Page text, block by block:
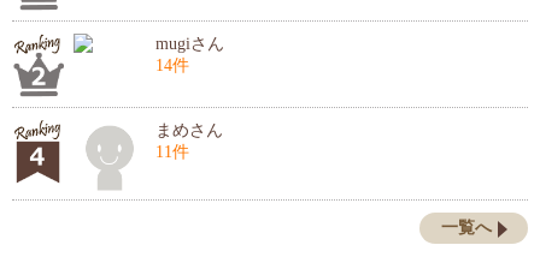
mugiさん
14件
まめさん
11件
一覧へ